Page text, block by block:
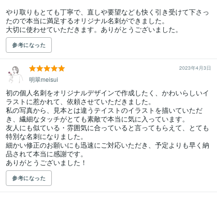
やり取りもとても丁寧で、直しや要望なども快く引き受けて下さっ
たので本当に満足するオリジナル名刺ができました。
大切に使わせていただきます。ありがとうございました。
参考になった
2023年4月3日
明翠meisui
初の個人名刺をオリジナルデザインで作成したく、かわいらしいイ
ラストに惹かれて、依頼させていただきました。
私の写真から、見本とは違うテイストのイラストを描いていただ
き、繊細なタッチがとても素敵で本当に気に入っています。
友人にも似ている・雰囲気に合っていると言ってもらえて、とても
特別な名刺になりました。
細かい修正のお願いにも迅速にご対応いただき、予定よりも早く納
品されて本当に感謝です。
ありがとうございました！
参考になった